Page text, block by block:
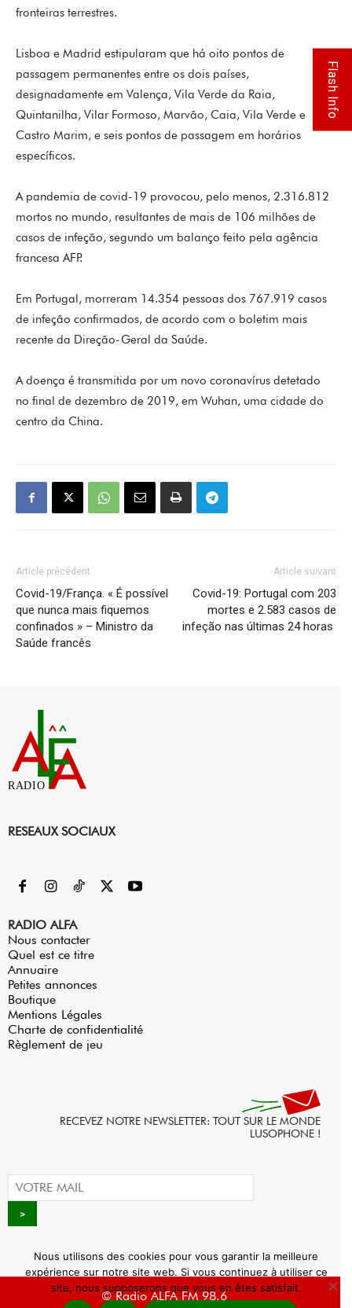
fronteiras terrestres.
Lisboa e Madrid estipularam que há oito pontos de
passagem permanentes entre os dois países,
designadamente em Valença, Vila Verde da Raia,
Quintanilha, Vilar Formoso, Marvão, Caia, Vila Verde e
Castro Marim, e seis pontos de passagem em horários
específicos.
A pandemia de covid-19 provocou, pelo menos, 2.316.812
mortos no mundo, resultantes de mais de 106 milhões de
casos de infeção, segundo um balanço feito pela agência
francesa AFP.
Em Portugal, morreram 14.354 pessoas dos 767.919 casos
de infeção confirmados, de acordo com o boletim mais
recente da Direção-Geral da Saúde.
A doença é transmitida por um novo coronavírus detetado
no final de dezembro de 2019, em Wuhan, uma cidade do
centro da China.
Article précédent
Covid-19/França. « É possível
que nunca mais fiquemos
confinados » – Ministro da
Saúde francês
Article suivant
Covid-19: Portugal com 203
mortes e 2.583 casos de
infeção nas últimas 24 horas
RADIO
RESEAUX SOCIAUX
RADIO ALFA
Nous contacter
Quel est ce titre
Annuaire
Petites annonces
Boutique
Mentions Légales
Charte de confidentialité
Règlement de jeu
RECEVEZ NOTRE NEWSLETTER: TOUT SUR LE MONDE
LUSOPHONE !
© Radio ALFA FM 98.6
Flash Info
Nous utilisons des cookies pour vous garantir la meilleure
expérience sur notre site web. Si vous continuez à utiliser ce
site, nous supposerons que vous en êtes satisfait.